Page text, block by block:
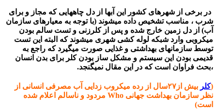
در برخی از شهرهای کشور این آبها از دل چاههایی که مجاز و برای
شرب ، مناسب تشخیص داده میشوند (با توجه به معیارهای سازمان
آب) از دل زمین خارج شده و پس از کلرزنی و تست سالم بودن
میکروبی وارد شبکه لوله کشی شهری میشوند که البته این تست
توسط سازمانهای بهداشتی و غذایی صورت میگیرد که راجع به
قدیمی بودن این سیستم و مشکل ساز بودن کلر برای بدن انسان
،بحث فراوان است که در این مقال نمیگنجد.
(کلر
بیش از۲۷سال از رده میکروب زدایی آب مصرفی انسانی از
نظر سازمان بهداشت جهانی Who مردود و ناسالم اعلام شده‌
است)